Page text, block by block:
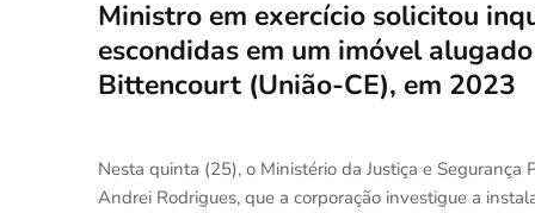
Ministro em exercício solicitou
escondidas em um imóvel
Bittencourt (União-CE), em 2023
Nesta quinta (25), o Ministério da Justiça e
Andrei Rodrigues, que a corporação investigue a